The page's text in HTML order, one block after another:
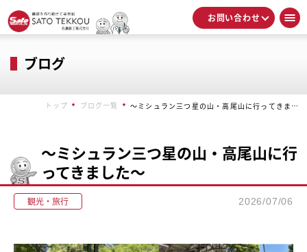
お問い合わせ
ブログ
トップ ブログ一覧 〜ミシュラン三つ星の山・高尾山に行ってきました〜
〜ミシュラン三つ星の山・高尾山に行
ってきました〜
観光・旅行 2026/07/06